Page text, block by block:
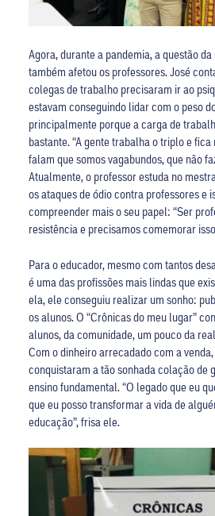
Agora, durante a pandemia, a questão
também afetou os professores. José
colegas de trabalho precisaram ir ao
estavam conseguindo lidar com o peso
principalmente porque a carga de
bastante. “A gente trabalha o triplo e
falam que somos vagabundos, que não
Atualmente, o professor estuda no
os ataques de ódio contra professores e
compreender mais o seu papel: “Ser
resistência e precisamos comemorar
Para o educador, mesmo com tantos
é uma das profissões mais lindas que
ela, ele conseguiu realizar um sonho:
os alunos. O “Crônicas do meu lugar”
alunos, da comunidade, um pouco da
Com o dinheiro arrecadado com a
conquistaram a tão sonhada colação de
ensino fundamental. “O legado que eu
que eu posso transformar a vida de
educação”, frisa ele.